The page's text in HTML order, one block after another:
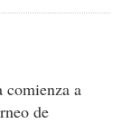
comienza a
de